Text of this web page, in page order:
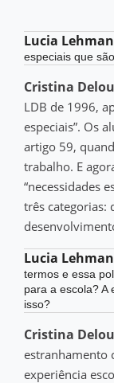
Lucia
especiais que
Cristina
LDB de 1996,
especiais”. Os
artigo 59,
trabalho. E
“necessidades
três categorias:
Lucia
termos e essa
para a escola? A
isso?
Cristina
estranhamento
experiência